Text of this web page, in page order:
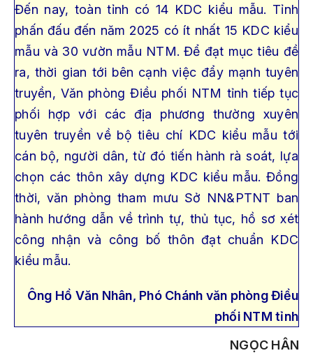
Đến nay, toàn tỉnh có 14 KDC kiểu mẫu. Tỉnh
phấn đấu đến năm 2025 có ít nhất 15 KDC kiểu
mẫu và 30 vườn mẫu NTM. Để đạt mục tiêu đề
ra, thời gian tới bên cạnh việc đẩy mạnh tuyên
truyền, Văn phòng Điều phối NTM tỉnh tiếp tục
phối hợp với các địa phương thường xuyên
tuyên truyền về bộ tiêu chí KDC kiểu mẫu tới
cán bộ, người dân, từ đó tiến hành rà soát, lựa
chọn các thôn xây dựng KDC kiểu mẫu. Đồng
thời, văn phòng tham mưu Sở NN&PTNT ban
hành hướng dẫn về trình tự, thủ tục, hồ sơ xét
công nhận và công bố thôn đạt chuẩn KDC
kiểu mẫu.
Ông Hồ Văn Nhân, Phó Chánh văn phòng Điều
phối NTM tỉnh
NGỌC HÂN